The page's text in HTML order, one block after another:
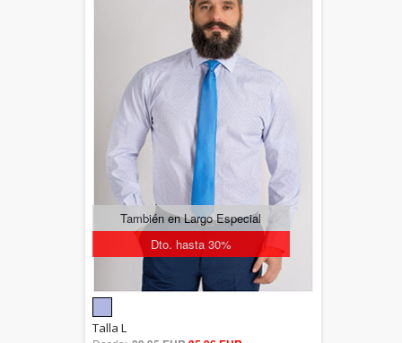
Dto. hasta 30%
También en Largo Especial
Talla L